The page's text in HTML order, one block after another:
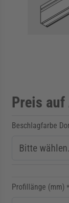
für
Preis
Beschlagfarbe
Profillänge (mm) *